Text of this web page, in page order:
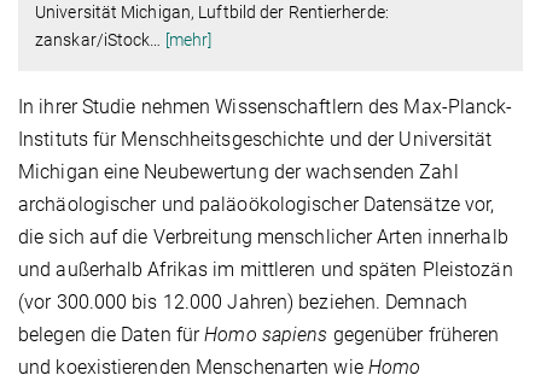
Universität Michigan, Luftbild der Rentierherde:
zanskar/iStock
[mehr]
In ihrer Studie nehmen Wissenschaftlern des Max-Planck-
Instituts für Menschheitsgeschichte und der Universität
Michigan eine Neubewertung der wachsenden Zahl
archäologischer und paläoökologischer Datensätze vor,
die sich auf die Verbreitung menschlicher Arten innerhalb
und außerhalb Afrikas im mittleren und späten Pleistozän
(vor 300.000 bis 12.000 Jahren) beziehen. Demnach
belegen die Daten fürHomo sapiens gegenüber früheren
und koexistierenden Menschenarten wie Homo